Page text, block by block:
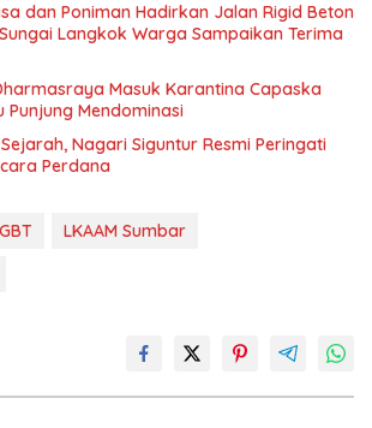
dan Poniman Hadirkan Jalan Rigid Beton
Langkok Warga Sampaikan Terima
Masuk Karantina Capaska
Punjung Mendominasi
Nagari Siguntur Resmi Peringati
Perdana
LKAAM Sumbar